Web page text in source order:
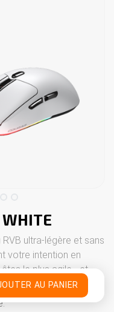
WHITE
ultra-légère et sans
votre intention en
le plus agile… et
AU PANIER